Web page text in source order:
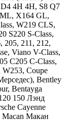
4H 4Н, S8 Q7
X164 GL,
W219 CLS,
S220 S-Class,
205, 211, 212,
Viano V-Class,
C205 C-Class,
Coupe
Bentley
Bentayga
150 Лэнд
Cayenne
Macan Макан